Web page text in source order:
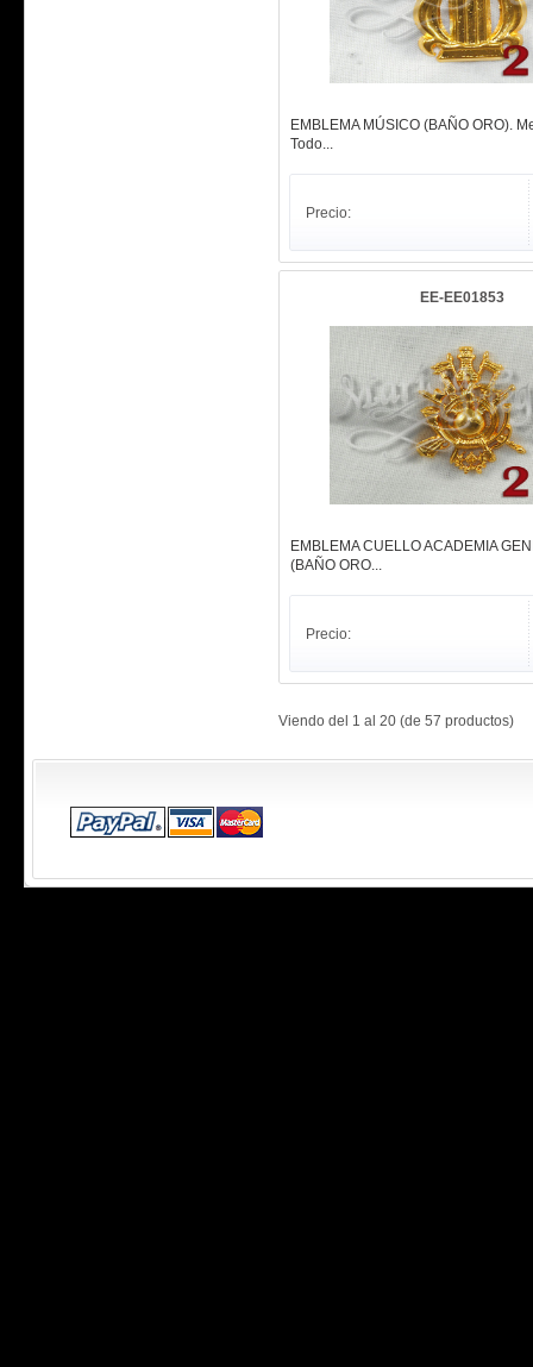
EMBLEMA MÚSICO (BAÑO ORO).
Todo...
Precio:
EE-EE01853
EMBLEMA CUELLO ACADEMIA
(BAÑO ORO...
Precio:
Viendo del 1 al 20 (de 57 productos)